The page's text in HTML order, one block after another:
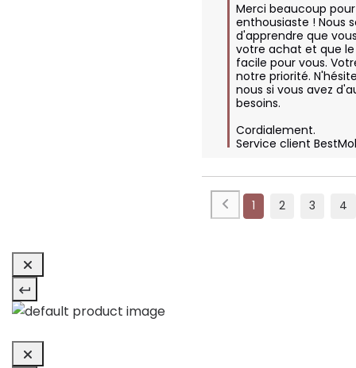
Merci beaucoup
enthousiaste ! Nous
d'apprendre que
votre achat et que
facile pour vous.
notre priorité.
nous si vous avez
besoins.
Cordialement.
Service client
1 2 3 4